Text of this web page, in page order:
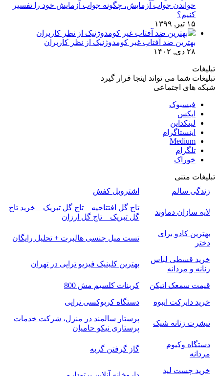
خواندن جواب آزمایش، چگونه جواب آزمایش خود را تفسیر
کنیم؟
۱۵ تیر, ۱۳۹۹
بهترین ضد آفتاب غیر کومدوژنیک از نظر کاربران
۲۸ دی, ۱۴۰۲
تبلیغات
تبلیغات شما می تواند اینجا قرار گیرد
شبکه های اجتماعی
فیسبوک
ایکس
لینکداین
اینستاگرام
Medium
تلگرام
خوراک
تبلیغات متنی
زندگی سالم
اشتروبل کفش
لایه سازان دماوند
تاج گل افتتاحیه _ تاج گل تبریک _ خرید تاج
گل تبریک _ تاج گل ارزان
بهترین کادو برای
دختر
تست میل جنسی هالبرت + تحلیل رایگان
خرید قسطی لباس
زنانه و مردانه
بهترین کلینیک فیزیو تراپی در تهران
قیمت سمعک اتیکن
کربنات کلسیم مش 800
خرید دایرکت انبوه
دستگاه کربوکسی تراپی
تیشرت زنانه شیک
پرستار سالمند در منزل، شرکت خدمات
پرستاری نیکو حامیان
دستگاه وکیوم
مردانه
گاز گرفتن گربه
خرید چست لید